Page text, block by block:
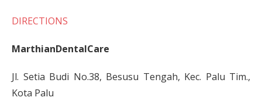
DIRECTIONS
MarthianDentalCare
Jl. Setia Budi No.38, Besusu Tengah, Kec. Palu Tim.,
Kota Palu